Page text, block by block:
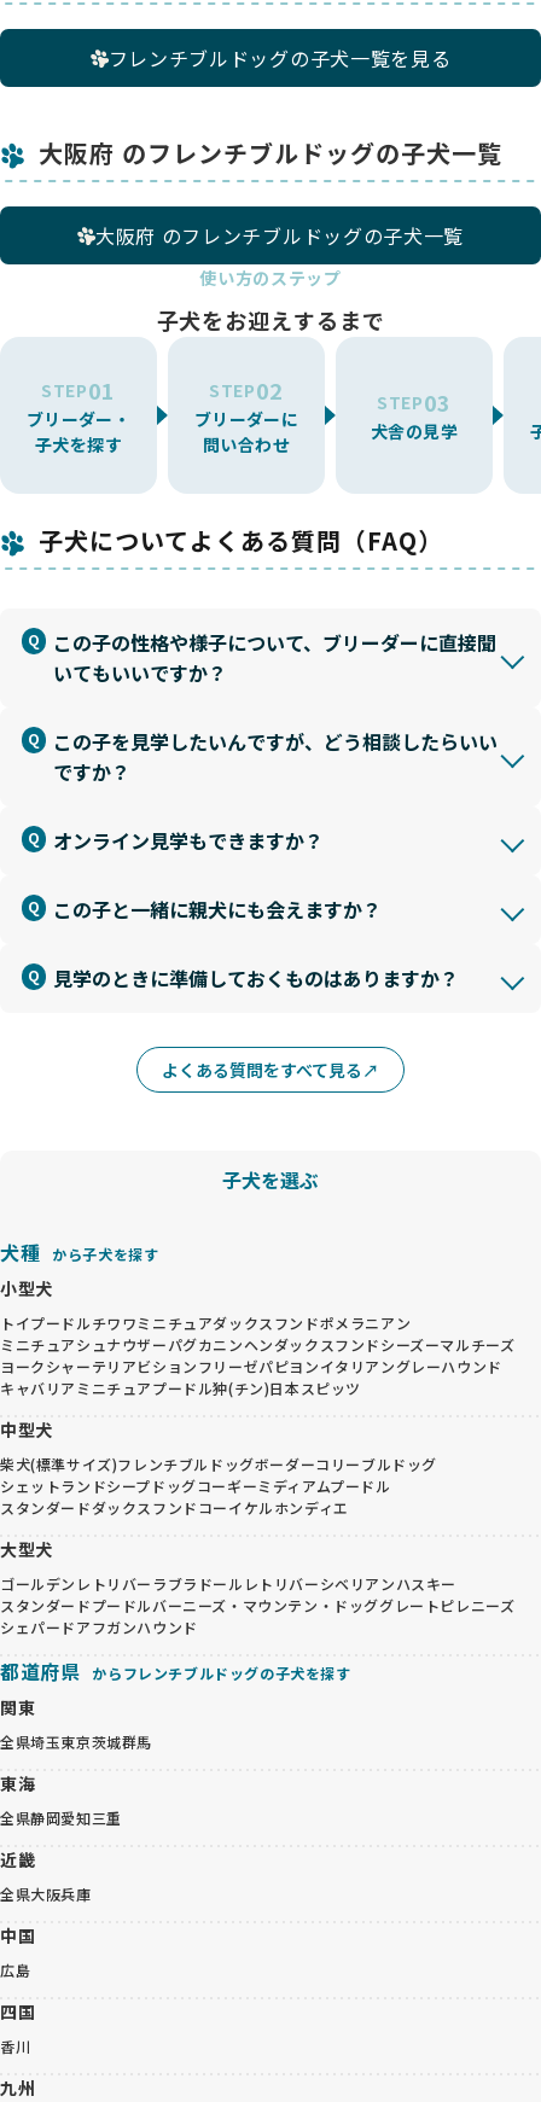
フレンチブルドッグの子犬一覧を見る
大阪府 のフレンチブルドッグの子犬一覧
大阪府 のフレンチブルドッグの子犬一覧
使い方のステップ
子犬をお迎えするまで
STEP01
ブリーダー・
子犬を探す
STEP02
ブリーダーに
問い合わせ
STEP03
犬舎の見学
子犬についてよくある質問（FAQ）
この子の性格や様子について、ブリーダーに直接聞
いてもいいですか？
この子を見学したいんですが、どう相談したらいい
ですか？
オンライン見学もできますか？
この子と一緒に親犬にも会えますか？
見学のときに準備しておくものはありますか？
よくある質問をすべて見る
子犬を選ぶ
犬種 から子犬を探す
小型犬
トイプードルチワワミニチュアダックスフンドポメラニアン
ミニチュアシュナウザーパグカニンヘンダックスフンドシーズーマルチーズ
ヨークシャーテリアビションフリーゼパピヨンイタリアングレーハウンド
キャバリア ミニチュアプードル狆(チン)日本スピッツ
中型犬
柴犬(標準サイズ)フレンチブルドッグボーダーコリーブルドッグ
シェットランドシープドッグコーギーミディアムプードル
スタンダードダックスフンドコーイケルホンディエ
大型犬
ゴールデンレトリバー ラブラドールレトリバーシベリアンハスキー
スタンダードプードルバーニーズ・マウンテン・ドッググレートピレニーズ
シェパードアフガンハウンド
都道府県 からフレンチブルドッグの子犬を探す
関東
全県埼玉東京茨城群馬
東海
全県静岡愛知三重
近畿
全県大阪兵庫
中国
広島
四国
香川
九州